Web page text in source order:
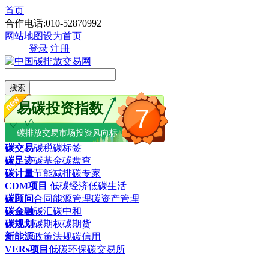
首页
合作电话:010-52870992
网站地图设为首页
登录 注册
搜索
7
易碳投资指数
碳排放交易市场投资风向标
碳交易碳税碳标签
碳足迹碳基金碳盘查
碳计量节能减排碳专家
CDM项目 低碳经济低碳生活
碳顾问合同能源管理碳资产管理
碳金融碳汇碳中和
碳规划碳期权碳期货
新能源政策法规碳信用
VERs项目 低碳环保碳交易所